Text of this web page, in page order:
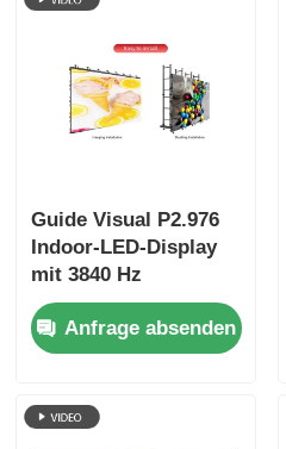
Guide Visual P2.976
Indoor-LED-Display
mit 3840 Hz
Bildwiederholfrequenz,
Gehäuse mit fester
Verbindung und
Anfrage absenden